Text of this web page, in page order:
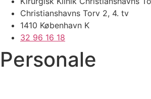
Christianshavns Torv 2, 4. tv
1410 København K
32 96 16 18
Personale